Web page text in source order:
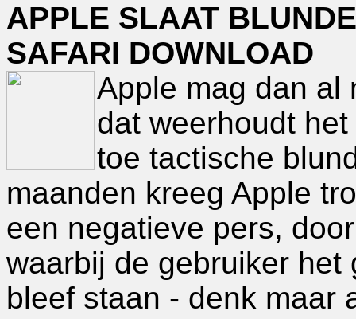
APPLE SLAAT
SAFARI DOWNLOAD
Apple mag dan al
dat weerhoudt
toe tactische
maanden kreeg Apple
een negatieve pers,
waarbij de gebruiker
bleef staan - denk maar